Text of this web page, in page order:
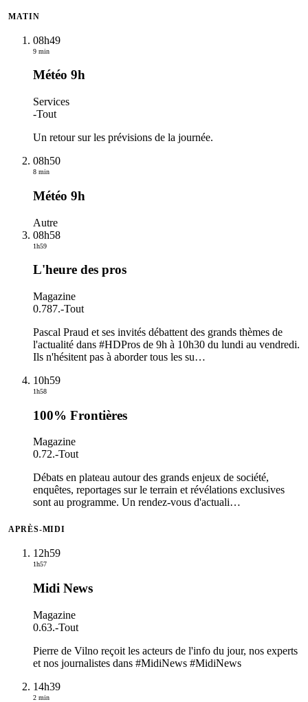
MATIN
08h49
9 min
Météo 9h
Services
-Tout
Un retour sur les prévisions de la journée.
08h50
8 min
Météo 9h
Autre
08h58
1h59
L'heure des pros
Magazine
0.787.-Tout
Pascal Praud et ses invités débattent des grands thèmes de
l'actualité dans #HDPros de 9h à 10h30 du lundi au vendredi.
Ils n'hésitent pas à aborder tous les su…
10h59
1h58
100% Frontières
Magazine
0.72.-Tout
Débats en plateau autour des grands enjeux de société,
enquêtes, reportages sur le terrain et révélations exclusives
sont au programme. Un rendez-vous d'actuali…
APRÈS-MIDI
12h59
1h57
Midi News
Magazine
0.63.-Tout
Pierre de Vilno reçoit les acteurs de l'info du jour, nos experts
et nos journalistes dans #MidiNews #MidiNews
14h39
2 min